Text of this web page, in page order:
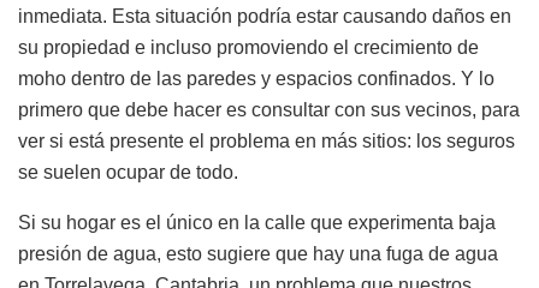
inmediata. Esta situación podría estar causando daños en
su propiedad e incluso promoviendo el crecimiento de
moho dentro de las paredes y espacios confinados. Y lo
primero que debe hacer es consultar con sus vecinos, para
ver si está presente el problema en más sitios: los seguros
se suelen ocupar de todo.
Si su hogar es el único en la calle que experimenta baja
presión de agua, esto sugiere que hay una fuga de agua